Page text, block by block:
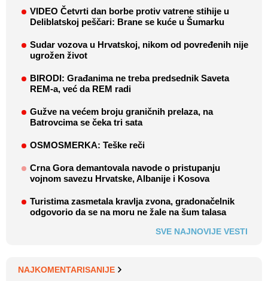
VIDEO Četvrti dan borbe protiv vatrene stihije u
Deliblatskoj peščari: Brane se kuće u Šumarku
Sudar vozova u Hrvatskoj, nikom od povređenih nije
ugrožen život
BIRODI: Građanima ne treba predsednik Saveta
REM-a, već da REM radi
Gužve na većem broju graničnih prelaza, na
Batrovcima se čeka tri sata
OSMOSMERKA: Teške reči
Crna Gora demantovala navode o pristupanju
vojnom savezu Hrvatske, Albanije i Kosova
Turistima zasmetala kravlja zvona, gradonačelnik
odgovorio da se na moru ne žale na šum talasa
SVE NAJNOVIJE VESTI
NAJKOMENTARISANIJE